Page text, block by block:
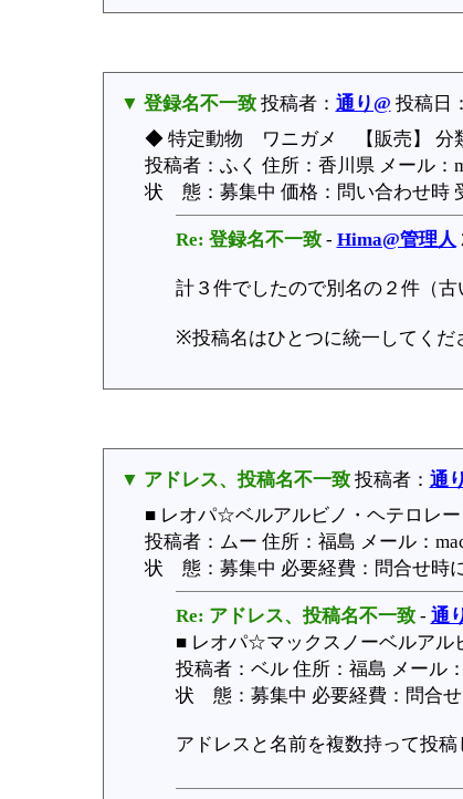
▼ 登録名不一致投稿者： 通り@ 投稿日
◆ 特定動物 ワニガメ 【販売】 分
投稿者：ふく 住所：香川県 メー
状 態：募集中 価格：問い合わせ時
Re: 登録名不一致- Hima@管理人
計３件でしたので別名の２件（古
※投稿名はひとつに統一してくだ
▼ アドレス、投稿名不一致投稿者： 通
■ レオパ☆ベルアルビノ・ヘテロレ
投稿者：ムー 住所：福島 メー
状 態：募集中 必要経費：問合せ時
Re: アドレス、投稿名不一致- 通
■ レオパ☆マックスノーベルア
投稿者：ベル 住所：福島 メ
状 態：募集中 必要経費：問合せ
アドレスと名前を複数持って投